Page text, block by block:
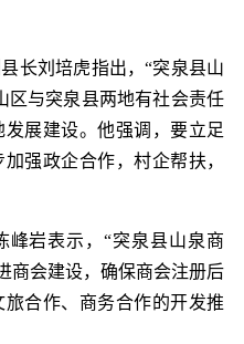
刘培虎指出，“突泉县山
区与突泉县两地有社会责任
展建设。他强调，要立足
强政企合作，村企帮扶，
岩表示，“突泉县山泉商
商会建设，确保商会注册后
合作、商务合作的开发推